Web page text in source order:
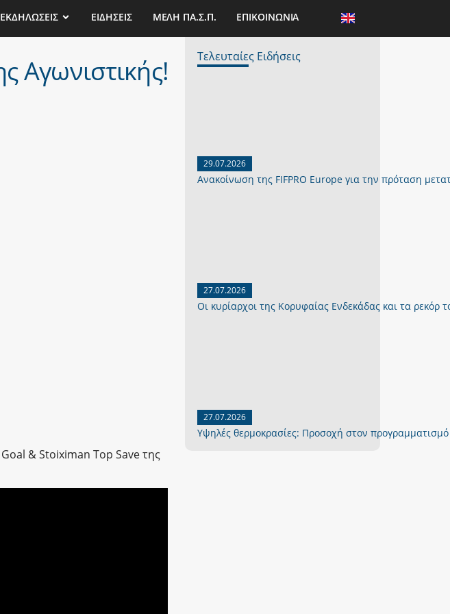
ΕΙΔΗΣΕΙΣ ΜΕΛΗ ΠΑ.Σ.Π. ΕΠΙΚΟΙΝΩΝΙΑ
Αγωνιστικής!
& Stoiximan Top Save της
Τελευταίες Ειδήσεις
29.07.2026
Ανακοίνωση της FIFPRO Europe για την πρόταση
27.07.2026
Οι κυρίαρχοι της Κορυφαίας Ενδεκάδας και τα ρεκόρ
27.07.2026
Yψηλές θερμοκρασίες: Προσοχή στον